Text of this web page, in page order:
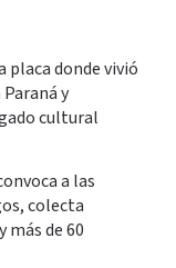
placa donde vivió
y
cultural
a las
colecta
más de 60